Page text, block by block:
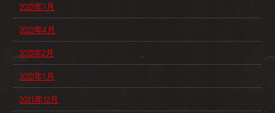
2022年7月
2022年4月
2022年2月
2022年1月
2021年12月